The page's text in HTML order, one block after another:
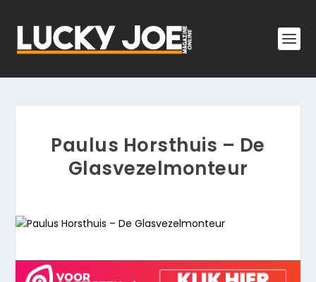
Paulus Horsthuis – De
Glasvezelmonteur